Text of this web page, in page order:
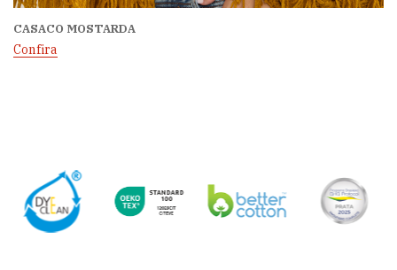
CASACO MOSTARDA
Confira